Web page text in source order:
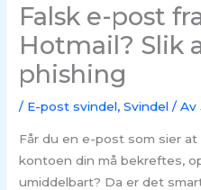
Falsk e-post
Hotmail? Slik
phishing
/ E-post svindel,Svindel / Av
Får du en e-post som sier
kontoen din må bekreftes,
umiddelbart? Da er det